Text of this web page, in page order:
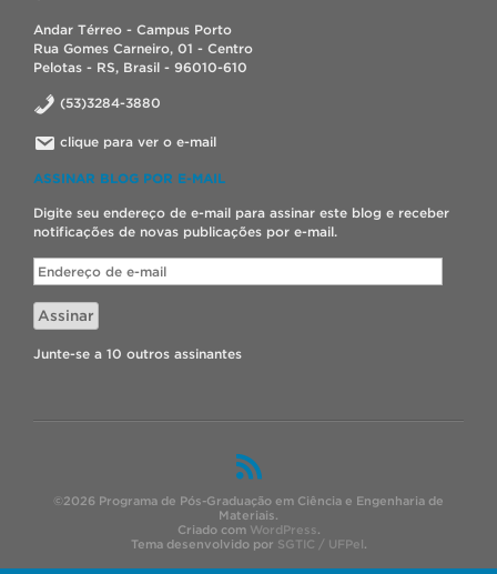
Andar Térreo - Campus Porto
Rua Gomes Carneiro, 01 - Centro
Pelotas - RS, Brasil - 96010-610
(53)3284-3880
clique para ver o e-mail
ASSINAR BLOG POR E-MAIL
Digite seu endereço de e-mail para assinar este blog e receber
notificações de novas publicações por e-mail.
Endereço
de
e-
mail
Assinar
Junte-se a 10 outros assinantes
©2026 Programa de Pós-Graduação em Ciência e Engenharia de
Materiais.
Criado com WordPress.
Tema desenvolvido por SGTIC / UFPel.